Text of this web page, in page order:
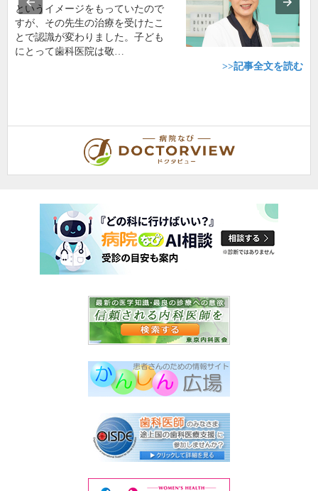
というイメージをもっていたので
すが、その先生の治療を受けたこ
とで認識が変わりました。子ども
にとって歯科医院は敬…
>>記事全文を読む